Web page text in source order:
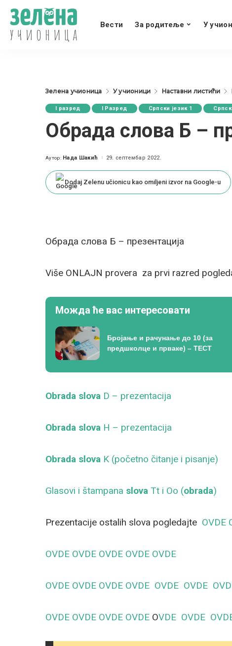
Вести За родитеље У
Зелена учионица У учионици Наставни листићи
I разред I Разред Српски језик 1
Обрада слова Б –
Posted
Аутор: Нада Шакић 29. септембар 2022.
Dodaj Zelenu učionicu kao omiljeni izvor na Google-u
Обрада слова Б – презентација
Više ONLAJN provera za prvi razred
Можда ће вас интересовати
Бројање и рачунање до 10 (за
предшколце и прваке) – ТЕСТ
Obrada slova D – prezentacija
Obrada slova H – prezentacija
Obrada slova K (početno čitanje i pisanje)
Glasovi i štampana slova Tt i Oo (obrada)
Prezentacije ostalih slova pogledajte OVDE
OVDE OVDE OVDE OVDE OVDE
OVDE OVDE OVDE OVDE OVDE OVDE
OVDE OVDE OVDE OVDE OVDE OVDE